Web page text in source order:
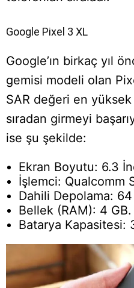
Google Pixel 3 XL
Google’ın birkaç yıl
gemisi modeli olan
SAR değeri en
sıradan girmeyi
ise şu şekilde:
Ekran Boyutu: 6.3
İşlemci: Qualcomm
Dahili Depolama:
Bellek (RAM): 4 GB.
Batarya Kapasitesi: